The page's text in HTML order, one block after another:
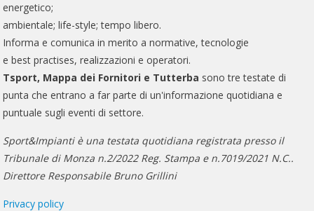
energetico;
ambientale; life-style; tempo libero.
Informa e comunica in merito a normative, tecnologie
e best practises, realizzazioni e operatori.
Tsport, Mappa dei Fornitori e Tutterba sono tre testate di
punta che entrano a far parte di un'informazione quotidiana e
puntuale sugli eventi di settore.
Sport&Impianti è una testata quotidiana registrata presso il
Tribunale di Monza n.2/2022 Reg. Stampa e n.7019/2021 N.C..
Direttore Responsabile Bruno Grillini
Privacy policy